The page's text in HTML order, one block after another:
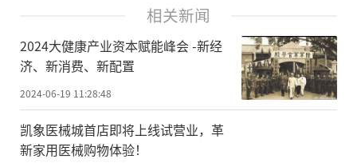
相关新闻
2024大健康产业资本赋能峰会 -新经
济、新消费、新配置
2024-06-19 11:28:48
凯象医械城首店即将上线试营业，革
新家用医械购物体验！